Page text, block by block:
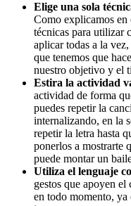
Elige una sola
Como explicamos en
técnicas para utilizar
aplicar todas a la
que tenemos que
nuestro objetivo y el
Estira la actividad
actividad de forma
puedes repetir la
internalizando, en la
repetir la letra hasta
ponerlos a mostrarte
puede montar un
Utiliza el lenguaje
gestos que apoyen
en todo momento,